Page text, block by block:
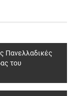
Πανελλαδικές
του